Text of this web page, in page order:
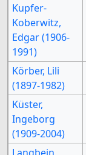
Kupfer-
Koberwitz,
Edgar (1906-
1991)
Körber, Lili
(1897-1982)
Küster,
Ingeborg
(1909-2004)